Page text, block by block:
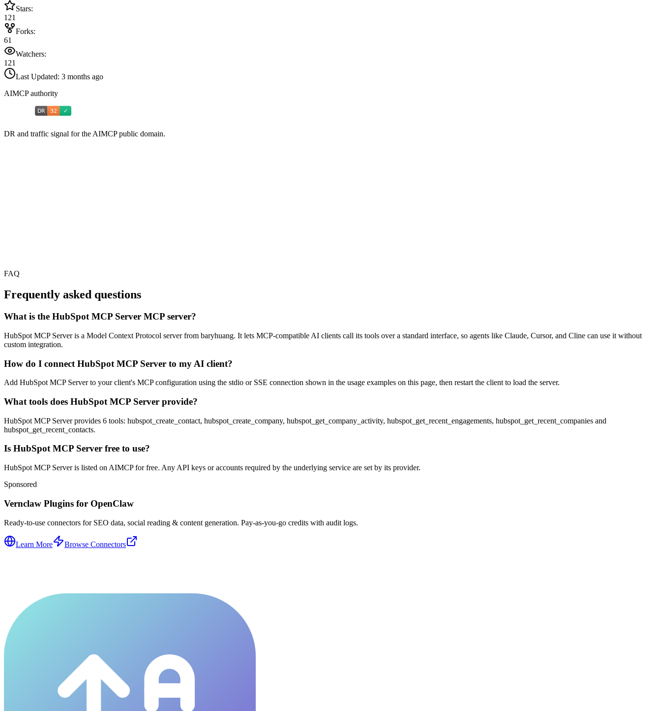
Stars:
121
Forks:
61
Watchers:
121
Last Updated: 3 months ago
AIMCP authority
DR and traffic signal for the AIMCP public domain.
FAQ
Frequently asked questions
What is the HubSpot MCP Server MCP server?
HubSpot MCP Server is a Model Context Protocol server from baryhuang. It lets MCP-compatible AI clients call its tools over a standard interface, so agents like Claude, Cursor, and Cline can use it without
custom integration.
How do I connect HubSpot MCP Server to my AI client?
Add HubSpot MCP Server to your client's MCP configuration using the stdio or SSE connection shown in the usage examples on this page, then restart the client to load the server.
What tools does HubSpot MCP Server provide?
HubSpot MCP Server provides 6 tools: hubspot_create_contact, hubspot_create_company, hubspot_get_company_activity, hubspot_get_recent_engagements, hubspot_get_recent_companies and
hubspot_get_recent_contacts.
Is HubSpot MCP Server free to use?
HubSpot MCP Server is listed on AIMCP for free. Any API keys or accounts required by the underlying service are set by its provider.
Sponsored
Vernclaw Plugins for OpenClaw
Ready-to-use connectors for SEO data, social reading & content generation. Pay-as-you-go credits with audit logs.
Learn More Browse Connectors